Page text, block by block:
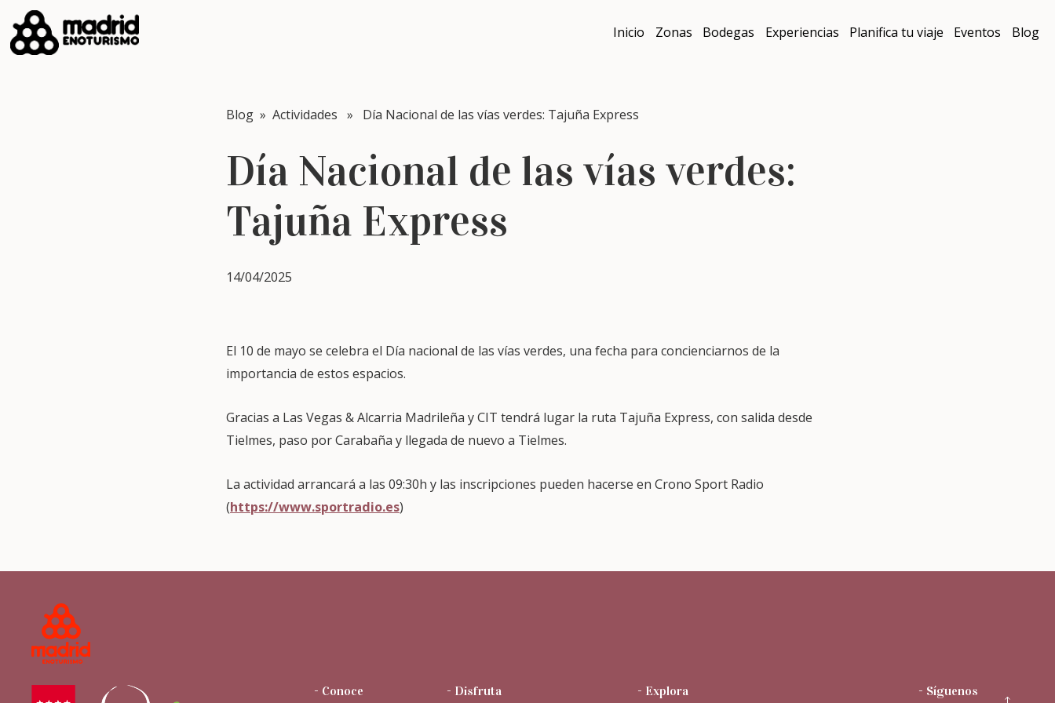
Inicio Zonas Bodegas Experiencias Planifica tu viaje Eventos Blog
Blog » Actividades » Día Nacional de las vías verdes: Tajuña Express
Día Nacional de las vías verdes:
Tajuña Express
14/04/2025
El 10 de mayo se celebra el Día nacional de las vías verdes, una fecha para concienciarnos de la
importancia de estos espacios.
Gracias a Las Vegas & Alcarria Madrileña y CIT tendrá lugar la ruta Tajuña Express, con salida desde
Tielmes, paso por Carabaña y llegada de nuevo a Tielmes.
La actividad arrancará a las 09:30h y las inscripciones pueden hacerse en Crono Sport Radio
(https://www.sportradio.es)
- Conoce - Disfruta - Explora - Síguenos